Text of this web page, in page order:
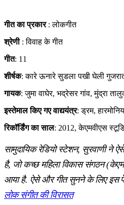
गीत का प्रकार: लोकगीत
श्रेणी : विवाह के गीत
गीत: 11
शीर्षक: कारे ऊनारे सुडला पखी घेली
गायक: जुमा वाघेर, भद्रेसर गांव, मुंद्रा
इस्तेमाल किए गए वाद्ययंत्र: ड्रम,
रिकॉर्डिंग का साल: 2012, केएमवीएस
सामुदायिक रेडियो स्टेशन, सुरवाणी ने
है, जो कच्छ महिला विकास संगठन
आया है. ऐसे और गीत सुनने के लिए इस
लोक संगीत की विरासत